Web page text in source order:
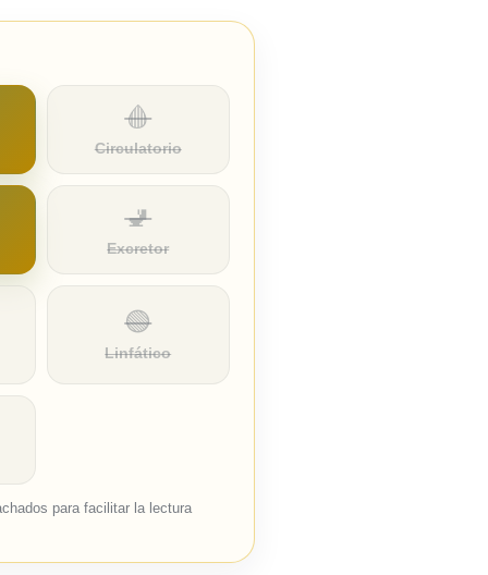
🩸
Circulatorio
🚽
Excretor
🟢
Linfático
para facilitar la lectura